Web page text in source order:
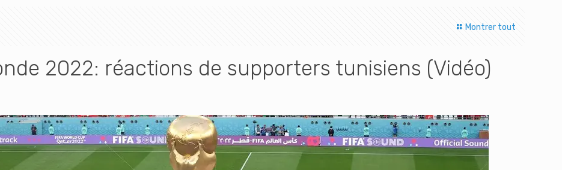
Montrer tout
2022: réactions de supporters tunisiens (Vidéo)